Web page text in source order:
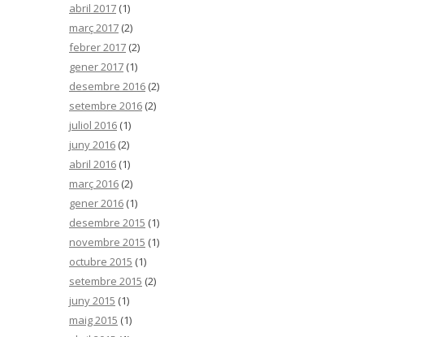
abril 2017 (1)
març 2017 (2)
febrer 2017 (2)
gener 2017 (1)
desembre 2016 (2)
setembre 2016 (2)
juliol 2016 (1)
juny 2016 (2)
abril 2016 (1)
març 2016 (2)
gener 2016 (1)
desembre 2015 (1)
novembre 2015 (1)
octubre 2015 (1)
setembre 2015 (2)
juny 2015 (1)
maig 2015 (1)